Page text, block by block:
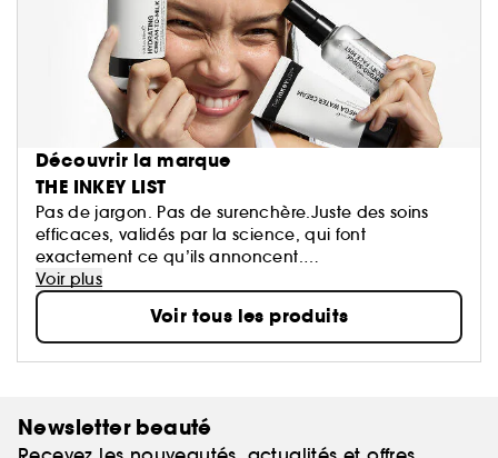
Découvrir la marque
THE INKEY LIST
Pas de jargon. Pas de surenchère.Juste des soins
efficaces, validés par la science, qui font
exactement ce qu’ils annoncent.
The INKEY List vous montre ce dont votre peau a
vraiment besoin, pas ce qui est simplement
tendance. Que vous soyez novice en soins ou déjà
expert·e avec une routine bien installée, INKEY est
toujours à vos côtés, avec innovation, pédagogie et
Voir plus
Voir tous les produits
Newsletter beauté